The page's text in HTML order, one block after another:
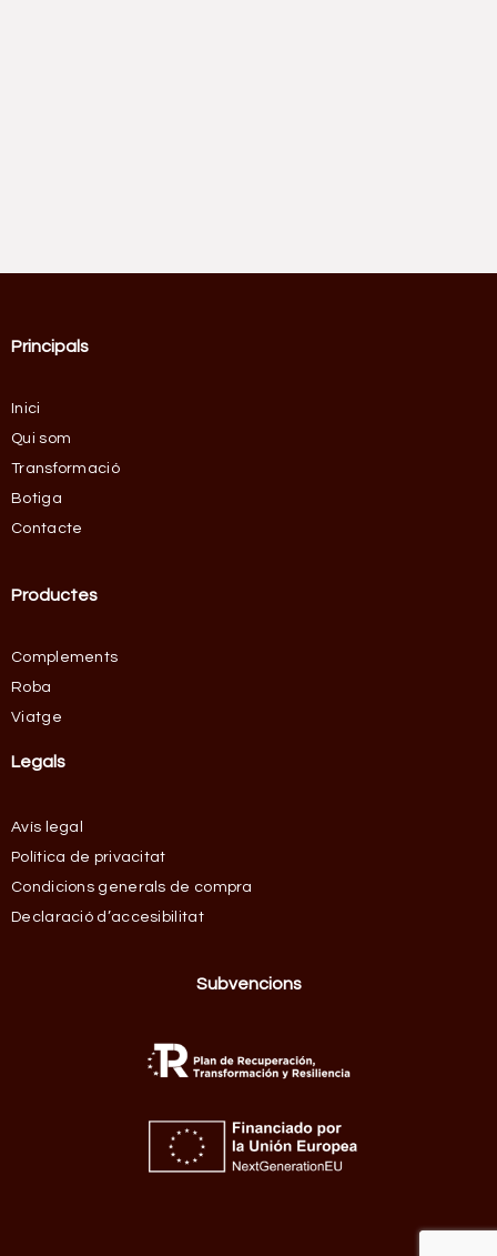
Principals
Inici
Qui som
Transformació
Botiga
Contacte
Productes
Complements
Roba
Viatge
Legals
Avís legal
Política de privacitat
Condicions generals de compra
Declaració d’accesibilitat
Subvencions